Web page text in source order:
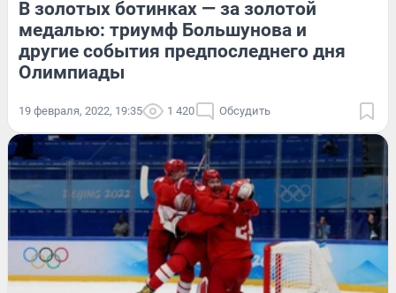
В золотых ботинках — за золотой
медалью: триумф Большунова и
другие события предпоследнего дня
Олимпиады
19 февраля, 2022, 19:35 1 420 Обсудить